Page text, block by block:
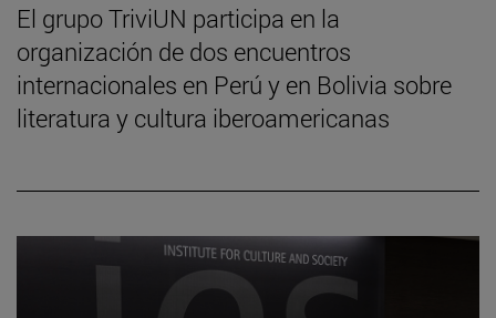
El grupo TriviUN participa en la
organización de dos encuentros
internacionales en Perú y en Bolivia sobre
literatura y cultura iberoamericanas